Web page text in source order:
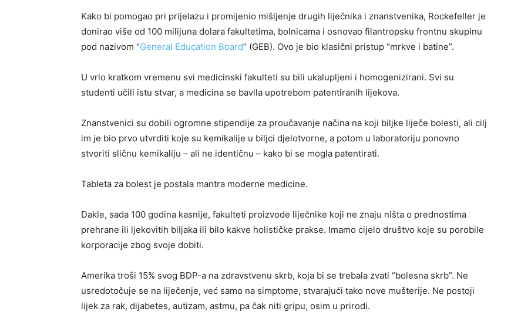
Kako bi pomogao pri prijelazu i promijenio mišljenje drugih liječnika i znanstvenika, Rockefeller je
donirao više od 100 milijuna dolara fakultetima, bolnicama i osnovao filantropsku frontnu skupinu
pod nazivom “General Education Board” (GEB). Ovo je bio klasični pristup “mrkve i batine”.
U vrlo kratkom vremenu svi medicinski fakulteti su bili ukalupljeni i homogenizirani. Svi su
studenti učili istu stvar, a medicina se bavila upotrebom patentiranih lijekova.
Znanstvenici su dobili ogromne stipendije za proučavanje načina na koji biljke liječe bolesti, ali cilj
im je bio prvo utvrditi koje su kemikalije u biljci djelotvorne, a potom u laboratoriju ponovno
stvoriti sličnu kemikaliju – ali ne identičnu – kako bi se mogla patentirati.
Tableta za bolest je postala mantra moderne medicine.
Dakle, sada 100 godina kasnije, fakulteti proizvode liječnike koji ne znaju ništa o prednostima
prehrane ili ljekovitih biljaka ili bilo kakve holističke prakse. Imamo cijelo društvo koje su porobile
korporacije zbog svoje dobiti.
Amerika troši 15% svog BDP-a na zdravstvenu skrb, koja bi se trebala zvati “bolesna skrb”. Ne
usredotočuje se na liječenje, već samo na simptome, stvarajući tako nove mušterije. Ne postoji
lijek za rak, dijabetes, autizam, astmu, pa čak niti gripu, osim u prirodi.